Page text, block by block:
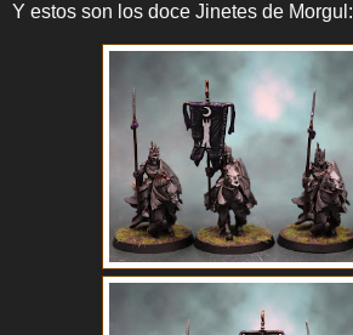
Y estos son los doce Jinetes de Morgul: